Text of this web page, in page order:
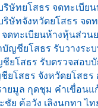
ริษัทยโสธร จดทะเบีย
ริษัทจังหวัดยโสธร จด
จดทะเบียนห้างหุ้นส่วน
ญชียโสธร รับวางระ
ชียโสธร รับตรวจสอบ
ยโสธร จังหวัดยโสธร
ายมูล กุดชุม คำเขื่อนแ
ย ค้อวัง เลิงนกทา ไท